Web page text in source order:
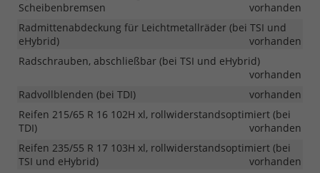
Scheibenbremsen
vorhanden
Radmittenabdeckung für Leichtmetallräder (bei TSI und
eHybrid)
vorhanden
Radschrauben, abschließbar (bei TSI und eHybrid)
vorhanden
Radvollblenden (bei TDI)
vorhanden
Reifen 215/65 R 16 102H xl, rollwiderstandsoptimiert (bei
TDI)
vorhanden
Reifen 235/55 R 17 103H xl, rollwiderstandsoptimiert (bei
TSI und eHybrid)
vorhanden